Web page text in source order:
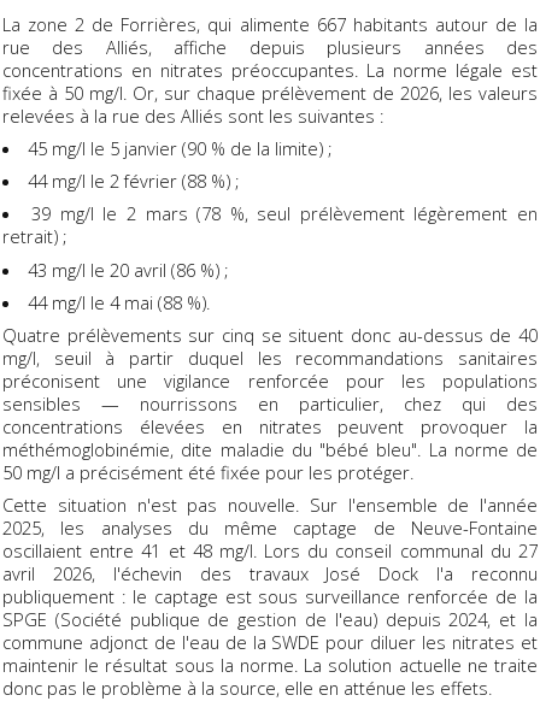
La zone 2 de Forrières, qui alimente 667 habitants autour de la
rue des Alliés, affiche depuis plusieurs années des
concentrations en nitrates préoccupantes. La norme légale est
fixée à 50 mg/l. Or, sur chaque prélèvement de 2026, les valeurs
relevées à la rue des Alliés sont les suivantes :
45 mg/l le 5 janvier (90 % de la limite) ;
44 mg/l le 2 février (88 %) ;
39 mg/l le 2 mars (78 %, seul prélèvement légèrement en
retrait) ;
43 mg/l le 20 avril (86 %) ;
44 mg/l le 4 mai (88 %).
Quatre prélèvements sur cinq se situent donc au-dessus de 40
mg/l, seuil à partir duquel les recommandations sanitaires
préconisent une vigilance renforcée pour les populations
sensibles — nourrissons en particulier, chez qui des
concentrations élevées en nitrates peuvent provoquer la
méthémoglobinémie, dite maladie du "bébé bleu". La norme de
50 mg/l a précisément été fixée pour les protéger.
Cette situation n'est pas nouvelle. Sur l'ensemble de l'année
2025, les analyses du même captage de Neuve-Fontaine
oscillaient entre 41 et 48 mg/l. Lors du conseil communal du 27
avril 2026, l'échevin des travaux José Dock l'a reconnu
publiquement : le captage est sous surveillance renforcée de la
SPGE (Société publique de gestion de l'eau) depuis 2024, et la
commune adjonct de l'eau de la SWDE pour diluer les nitrates et
maintenir le résultat sous la norme. La solution actuelle ne traite
donc pas le problème à la source, elle en atténue les effets.